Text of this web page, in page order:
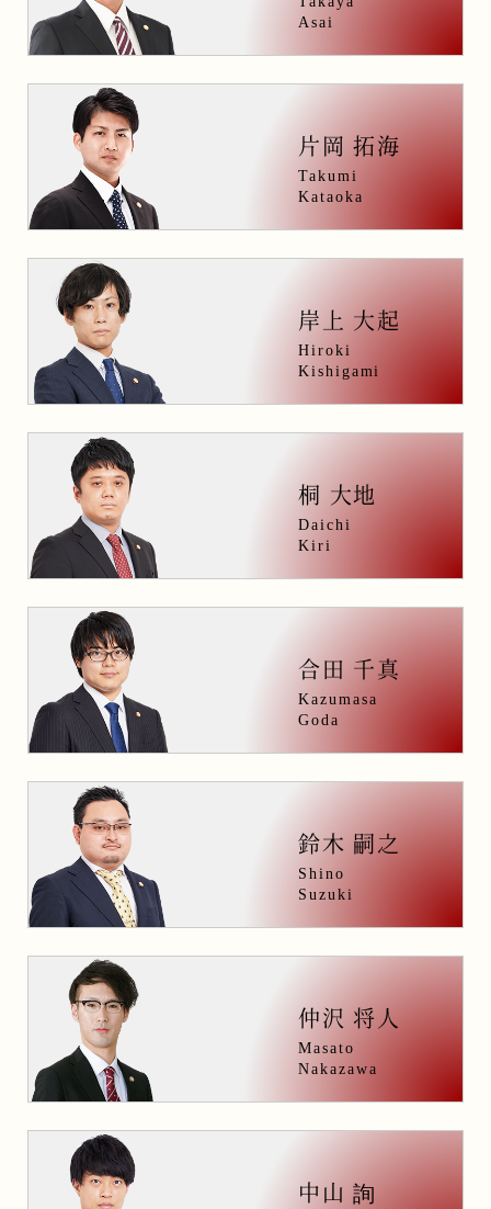
Asai
片岡 拓海
Takumi
Kataoka
岸上 大起
Hiroki
Kishigami
桐 大地
Daichi
Kiri
合田 千真
Kazumasa
Goda
鈴木 嗣之
Shino
Suzuki
仲沢 将人
Masato
Nakazawa
中山詢